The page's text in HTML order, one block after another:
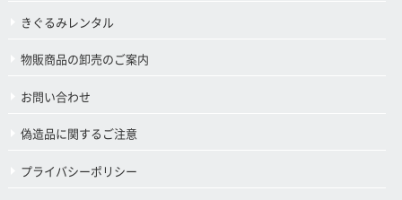
きぐるみレンタル
物販商品の卸売のご案内
お問い合わせ
偽造品に関するご注意
プライバシーポリシー